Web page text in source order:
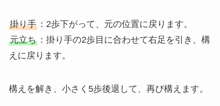
掛り手：2歩下がって、元の位置に戻ります。
元立ち：掛り手の2歩目に合わせて右足を引き、構
えに戻ります。
構えを解き、小さく5歩後退して、再び構えます。